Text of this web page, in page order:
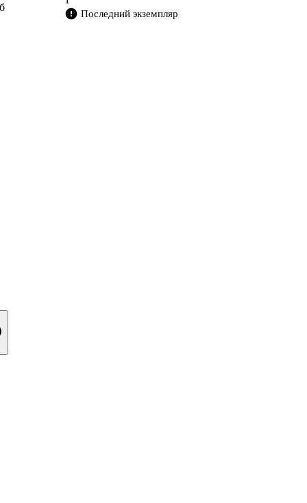
Последний экземпляр